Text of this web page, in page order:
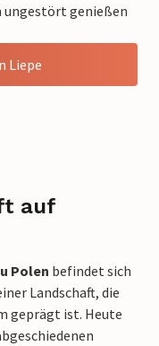
ungestört genießen
Liepe
auf
Polen befindet sich
Landschaft, die
geprägt ist. Heute